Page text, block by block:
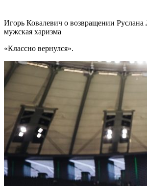
Игорь Ковалевич о возвращении Руслана
мужская харизма
«Классно вернулся».